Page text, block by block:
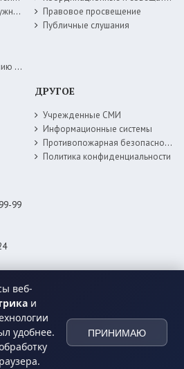
веб-
и
удобнее.
ПРИНИМАЮ
Правовое просвещение
Публичные слушания
ДРУГОЕ
Учрежденные СМИ
Информационные системы
Противопожарная безопасность
Политика конфиденциальности
99
20
74